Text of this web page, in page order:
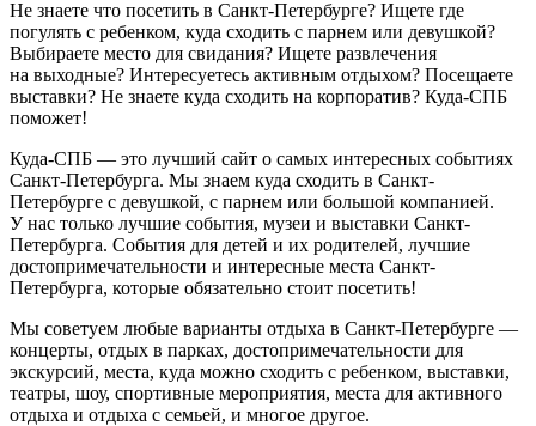
Не знаете что посетить в Санкт-Петербурге? Ищете где
погулять с ребенком, куда сходить с парнем или девушкой?
Выбираете место для свидания? Ищете развлечения
на выходные? Интересуетесь активным отдыхом? Посещаете
выставки? Не знаете куда сходить на корпоратив? Куда-СПБ
поможет!
Куда-СПБ — это лучший сайт о самых интересных событиях
Санкт-Петербурга. Мы знаем куда сходить в Санкт-
Петербурге с девушкой, с парнем или большой компанией.
У нас только лучшие события, музеи и выставки Санкт-
Петербурга. События для детей и их родителей, лучшие
достопримечательности и интересные места Санкт-
Петербурга, которые обязательно стоит посетить!
Мы советуем любые варианты отдыха в Санкт-Петербурге —
концерты, отдых в парках, достопримечательности для
экскурсий, места, куда можно сходить с ребенком, выставки,
театры, шоу, спортивные мероприятия, места для активного
отдыха и отдыха с семьей, и многое другое.